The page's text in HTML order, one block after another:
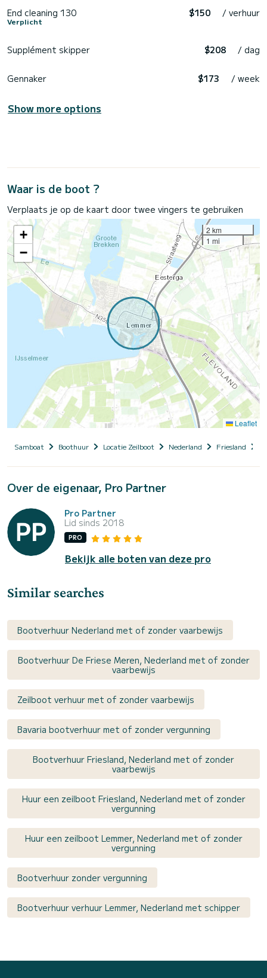
End cleaning 130
Verplicht
$150 / verhuur
Supplément skipper $208 / dag
Gennaker $173 / week
Show more options
Waar is de boot ?
Verplaats je op de kaart door twee vingers te gebruiken
+
−
2 km
1 mi
Leaflet
Samboat Boothuur Locatie Zeilboot Nederland Friesland
Over de eigenaar, Pro Partner
Pro Partner
Lid sinds 2018
PRO
Bekijk alle boten van deze pro
Similar searches
Bootverhuur Nederland met of zonder vaarbewijs
Bootverhuur De Friese Meren, Nederland met of zonder
vaarbewijs
Zeilboot verhuur met of zonder vaarbewijs
Bavaria bootverhuur met of zonder vergunning
Bootverhuur Friesland, Nederland met of zonder
vaarbewijs
Huur een zeilboot Friesland, Nederland met of zonder
vergunning
Huur een zeilboot Lemmer, Nederland met of zonder
vergunning
Bootverhuur zonder vergunning
Bootverhuur verhuur Lemmer, Nederland met schipper